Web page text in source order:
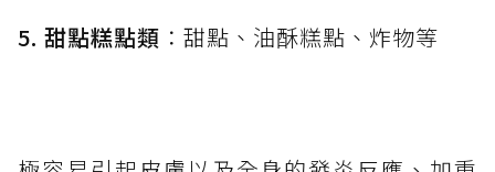
5. 甜點糕點類 ：甜點、油酥糕點、炸物等